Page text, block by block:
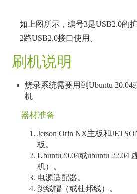
如上图所示，编号3是USB2.0的
2路USB2.0接口使用。
刷机说明
烧录系统需要用到Ubuntu 20.04
机
器材准备
Jetson Orin NX主板和
板。
Ubuntu20.04或ubuntu 22.04
机）。
电源适配器。
跳线帽（或杜邦线）。